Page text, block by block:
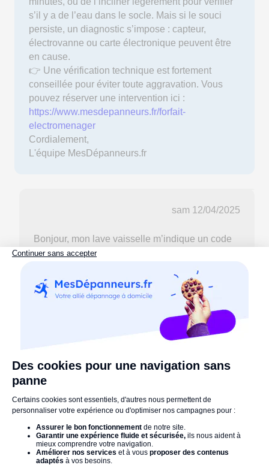
s’il y a de l’eau dans le socle. Mais si le souci
persiste, un diagnostic s’impose : capteur,
électrovanne ou carte électronique peuvent être
en cause.
👉 Une vérification technique est fortement
conseillée pour éviter toute aggravation. Vous
pouvez réserver une intervention ici :
https://www.mesdepanneurs.fr/forfait-
electromenager
Cordialement,
L'équipe MesDépanneurs.fr
sam 12/04/2025
Bonjour, mon lave vaisselle m’indique un code
erreur E01, ma vaisselle était propre mais pas
vaisselle qui ne veut pas finir son cycle et ne
peut pas être arrêté malgré tout. Je viens de
nettoyer les filtres et de fermer la porte du lave-
vaisselle qui se remet en fonctionnement sans
l’avoir démarré au préalable. Je n’arrive pas à
retour
mar 22/10/2024
Bonjour, mon lave vaisselle m’indique un code